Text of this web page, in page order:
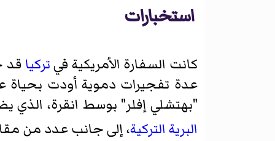
استخبارات
كانت السفارة الأمريكية فيتركيا قد
عدة تفجيرات دموية أودت بحياة
"بهتشلي إفلر" بوسط انقرة، الذي
البرية التركية، إلى جانب عدد من مقار